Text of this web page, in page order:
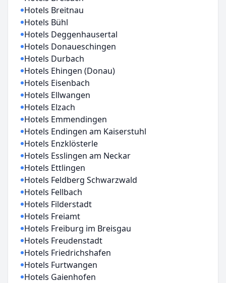
Hotels Breitnau
Hotels Bühl
Hotels Deggenhausertal
Hotels Donaueschingen
Hotels Durbach
Hotels Ehingen (Donau)
Hotels Eisenbach
Hotels Ellwangen
Hotels Elzach
Hotels Emmendingen
Hotels Endingen am Kaiserstuhl
Hotels Enzklösterle
Hotels Esslingen am Neckar
Hotels Ettlingen
Hotels Feldberg Schwarzwald
Hotels Fellbach
Hotels Filderstadt
Hotels Freiamt
Hotels Freiburg im Breisgau
Hotels Freudenstadt
Hotels Friedrichshafen
Hotels Furtwangen
Hotels Gaienhofen